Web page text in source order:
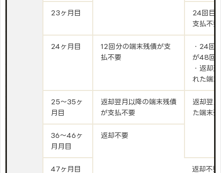
23ヶ月目
24回目
支払不要
24ヶ月目
12回分の端末残債が支
払不要
・24回
が48回
・返却
れた端
25～35ヶ
月目
返却翌月以降の端末残債
が支払不要
返却翌
た端末
36～46ヶ
月月目
返却不要
47ヶ月目
返却不要